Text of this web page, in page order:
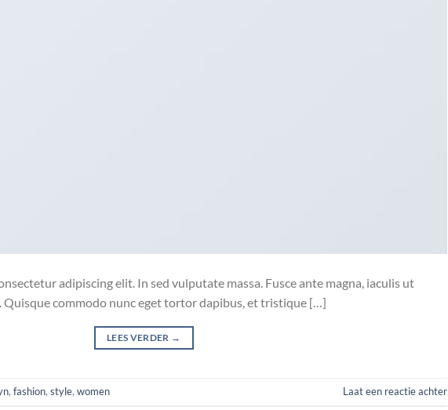
adipiscing elit. In sed vulputate massa. Fusce ante magna, iaculis ut
Quisque commodo nunc eget tortor dapibus, et tristique […]
LEES VERDER →
, fashion, style, women Laat een reactie achter